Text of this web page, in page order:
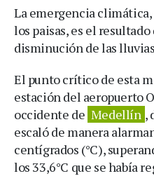
La emergencia
los paisas, es el
disminución de las
El punto crítico de esta
estación del aeropuerto
occidente de Medellín ,
escaló de manera
centígrados (°C),
los 33,6°C que se había